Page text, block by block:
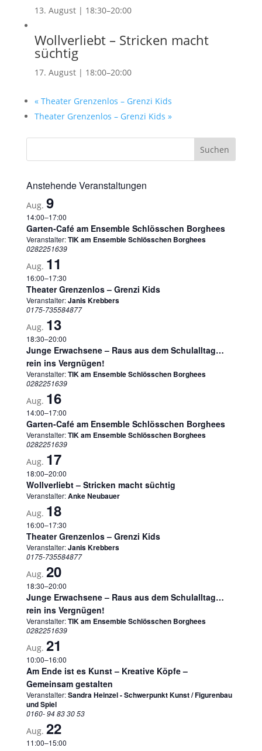
13. August | 18:30–20:00
Wollverliebt – Stricken macht
süchtig
17. August | 18:00–20:00
«Theater Grenzenlos – Grenzi Kids
Theater Grenzenlos – Grenzi Kids »
Anstehende Veranstaltungen
Aug. 9
14:00–17:00
Garten-Café am Ensemble Schlösschen Borghees
Veranstalter:TIK am Ensemble Schlösschen Borghees
0282251639
Aug. 11
16:00–17:30
Theater Grenzenlos – Grenzi Kids
Veranstalter:Janis Krebbers
0175-735584877
Aug. 13
18:30–20:00
Junge Erwachsene – Raus aus dem Schulalltag…
rein ins Vergnügen!
Veranstalter:TIK am Ensemble Schlösschen Borghees
0282251639
Aug. 16
14:00–17:00
Garten-Café am Ensemble Schlösschen Borghees
Veranstalter:TIK am Ensemble Schlösschen Borghees
0282251639
Aug. 17
18:00–20:00
Wollverliebt – Stricken macht süchtig
Veranstalter:Anke Neubauer
Aug. 18
16:00–17:30
Theater Grenzenlos – Grenzi Kids
Veranstalter:Janis Krebbers
0175-735584877
Aug. 20
18:30–20:00
Junge Erwachsene – Raus aus dem Schulalltag…
rein ins Vergnügen!
Veranstalter:TIK am Ensemble Schlösschen Borghees
0282251639
Aug. 21
10:00–16:00
Am Ende ist es Kunst – Kreative Köpfe –
Gemeinsam gestalten
Veranstalter:Sandra Heinzel - Schwerpunkt Kunst / Figurenbau
und Spiel
0160- 94 83 30 53
Aug. 22
11:00–15:00